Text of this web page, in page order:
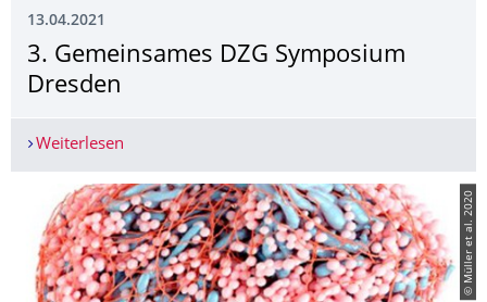
13.04.2021
3. Gemeinsames DZG Symposium
Dresden
Weiterlesen
© Müller et al. 2020